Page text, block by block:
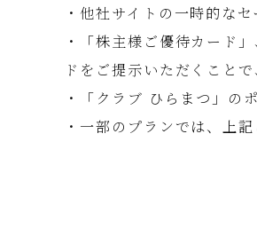
・他社サイトの一時的な
・「株主様ご優待カード
ドをご提示いただくこと
・「クラブ ひらまつ」の
・一部のプランでは、上